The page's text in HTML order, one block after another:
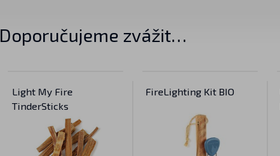
Doporučujeme zvážit…
Light My Fire
TinderSticks
FireLighting Kit BIO